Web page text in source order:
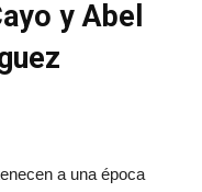
y Abel
a una época